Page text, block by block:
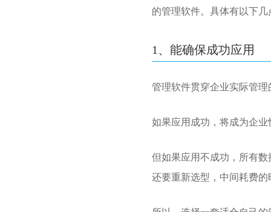
的管理软件。具体有以下几
1、能确保成功应用
管理软件贯穿企业实际管
如果应用成功，将成为企
但如果应用不成功，所有
还要重新选型，中间耗费